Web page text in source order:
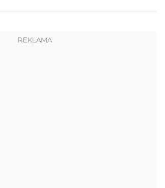
REKLAMA